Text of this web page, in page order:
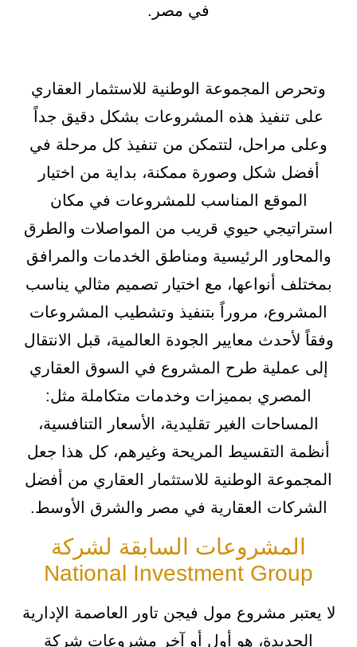
في مصر.
وتحرص المجموعة الوطنية للاستثمار العقاري
على تنفيذ هذه المشروعات بشكل دقيق جداً
وعلى مراحل، لتتمكن من تنفيذ كل مرحلة في
أفضل شكل وصورة ممكنة، بداية من اختيار
الموقع المناسب للمشروعات في مكان
استراتيجي حيوي قريب من المواصلات والطرق
والمحاور الرئيسية ومناطق الخدمات والمرافق
بمختلف أنواعها، مع اختيار تصميم مثالي يناسب
المشروع، مروراً بتنفيذ وتشطيب المشروعات
وفقاً لأحدث معايير الجودة العالمية، قبل الانتقال
إلى عملية طرح المشروع في السوق العقاري
المصري بمميزات وخدمات متكاملة مثل:
المساحات الغير تقليدية، الأسعار التنافسية،
أنظمة التقسيط المريحة وغيرهم، كل هذا جعل
المجموعة الوطنية للاستثمار العقاري من أفضل
الشركات العقارية في مصر والشرق الأوسط.
المشروعات السابقة لشركة
National Investment Group
لا يعتبر مشروع مول فيجن تاور العاصمة الإدارية
الجديدة، هو أول أو آخر مشروعات شركة